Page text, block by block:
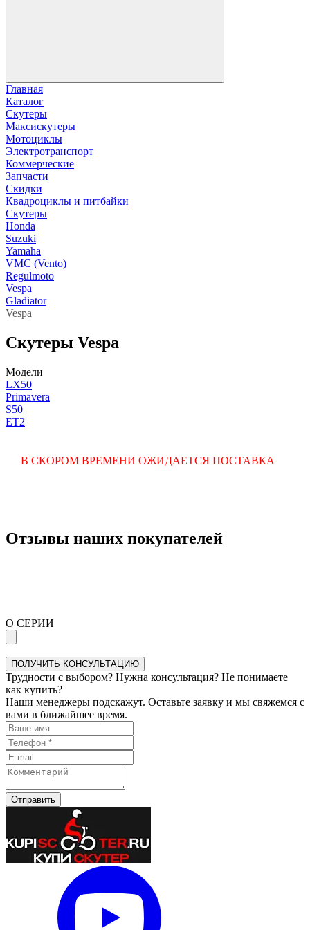
Главная
Каталог
Скутеры
Максискутеры
Мотоциклы
Электротранспорт
Коммерческие
Запчасти
Скидки
Квадроциклы и питбайки
Скутеры
Honda
Suzuki
Yamaha
VMC (Vento)
Regulmoto
Vespa
Gladiator
Vespa
Скутеры Vespa
Модели
LX50
Primavera
S50
ET2
В СКОРОМ ВРЕМЕНИ ОЖИДАЕТСЯ ПОСТАВКА
Отзывы наших покупателей
О СЕРИИ
ПОЛУЧИТЬ КОНСУЛЬТАЦИЮ
Трудности с выбором? Нужна консультация? Не понимаете
как купить?
Наши менеджеры подскажут. Оставьте заявку и мы свяжемся с
вами в ближайшее время.
Отправить